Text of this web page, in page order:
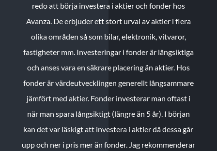
redo att börja investera i aktier och fonder hos
Avanza. De erbjuder ett stort urval av aktier i flera
olika områden så som bilar, elektronik, vitvaror,
fastigheter mm. Investeringar i fonder är långsiktiga
och anses vara en säkrare placering än aktier. Hos
fonder är värdeutvecklingen generellt långsammare
jämfört med aktier. Fonder investerar man oftast i
när man spara långsiktigt (längre än 5 år). I början
kan det var läskigt att investera i aktier då dessa går
upp och ner i pris mer än fonder. Jag rekommenderar